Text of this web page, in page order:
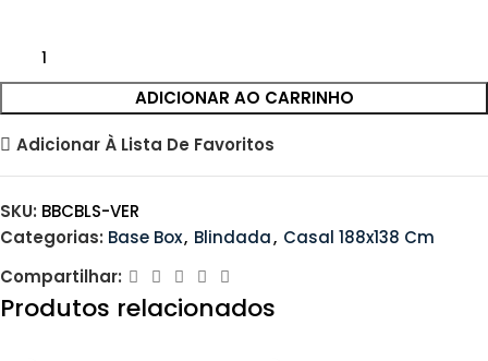
ADICIONAR AO CARRINHO
Adicionar À Lista De Favoritos
SKU: BBCBLS-VER
Categorias: Base Box, Blindada, Casal 188x138 Cm
Compartilhar:
Produtos relacionados